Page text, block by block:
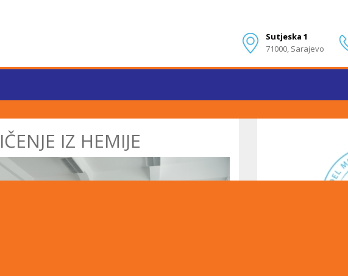
Sutjeska 1
71000, Sarajevo
IZ HEMIJE